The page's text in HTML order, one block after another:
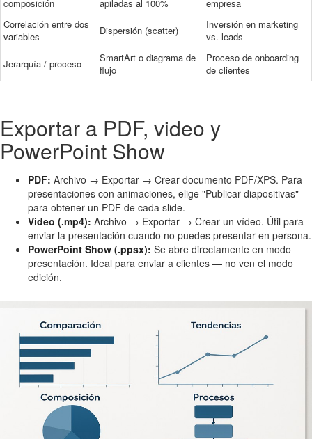
composición
apiladas al 100%
empresa
Correlación entre dos
variables
Dispersión (scatter)
Inversión en marketing
vs. leads
Jerarquía / proceso
SmartArt o diagrama de
flujo
Proceso de onboarding
de clientes
Exportar a PDF, video y
PowerPoint Show
PDF: Archivo → Exportar → Crear documento PDF/XPS. Para
presentaciones con animaciones, elige "Publicar diapositivas"
para obtener un PDF de cada slide.
Video (.mp4): Archivo → Exportar → Crear un vídeo. Útil para
enviar la presentación cuando no puedes presentar en persona.
PowerPoint Show (.ppsx): Se abre directamente en modo
presentación. Ideal para enviar a clientes — no ven el modo
edición.